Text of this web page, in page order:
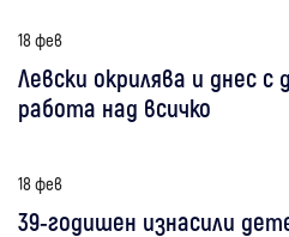
18 фев
Левски окрилява и днес
работа над всичко
18 фев
39-годишен изнасили